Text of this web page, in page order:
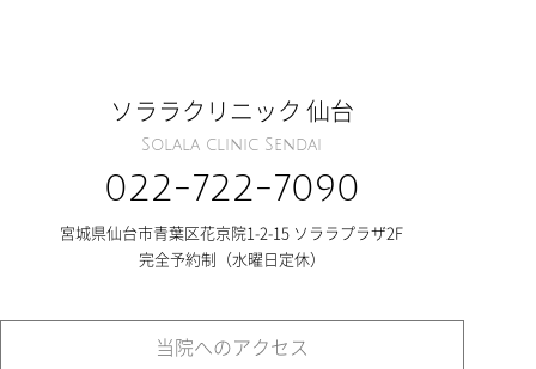
ソララクリニック 仙台
Solala clinic Sendai
022-722-7090
宮城県仙台市青葉区花京院1-2-15 ソララプラザ2F
完全予約制（水曜日定休）
当院へのアクセス